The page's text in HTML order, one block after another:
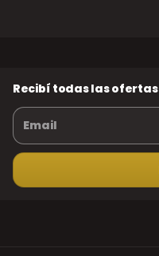
Recibí todas las ofertas